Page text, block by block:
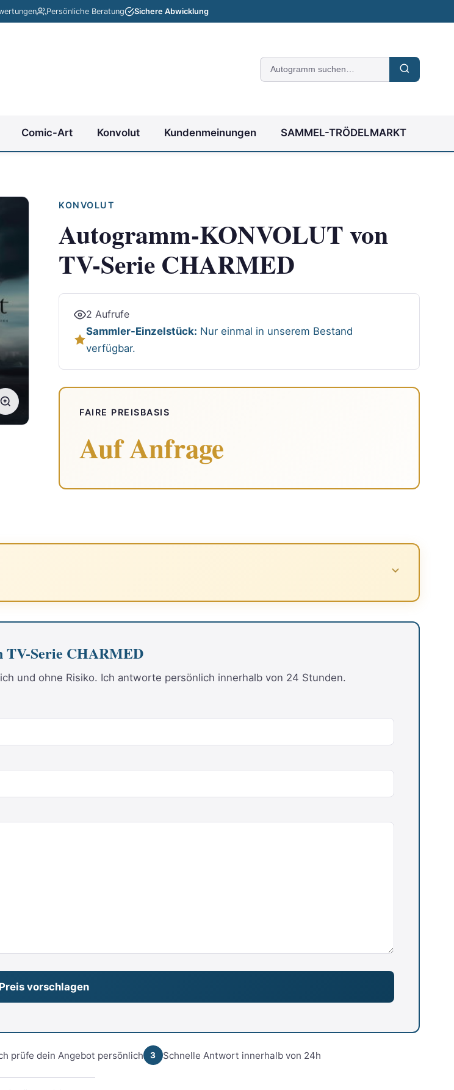
Persönliche Beratung Sichere Abwicklung
Suche
nach
Comic-Art Konvolut Kundenmeinungen SAMMEL-TRÖDELMARKT
KONVOLUT
Autogramm-KONVOLUT von
TV-Serie CHARMED
2 Aufrufe
Sammler-Einzelstück: Nur einmal in unserem Bestand
verfügbar.
FAIRE PREISBASIS
Auf Anfrage
TV-Serie CHARMED
und ohne Risiko. Ich antworte persönlich innerhalb von 24 Stunden.
prüfe dein Angebot persönlich 3 Schnelle Antwort innerhalb von 24h